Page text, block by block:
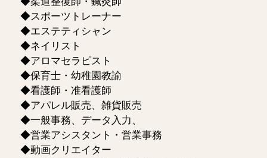
◆スポーツトレーナー
◆エステティシャン
◆ネイリスト
◆アロマセラピスト
◆保育士・幼稚園教諭
◆看護師・准看護師
◆アパレル販売、雑貨販売
◆一般事務、データ入力、
◆営業アシスタント・営業事務
◆動画クリエイター